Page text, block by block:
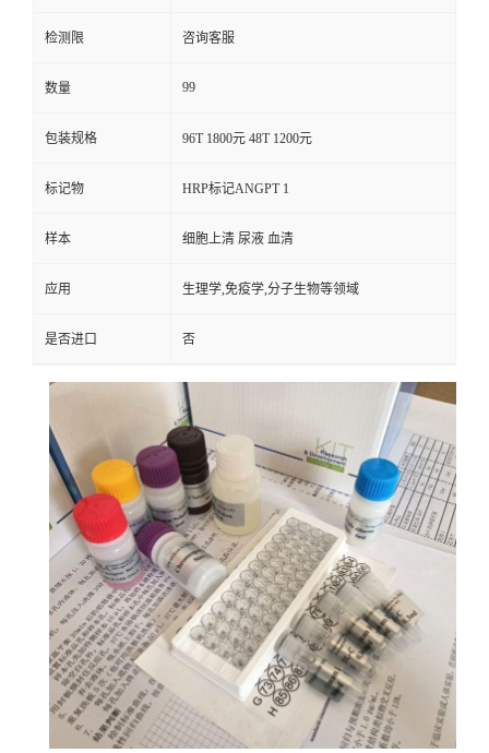
检测限 咨询客服
数量 99
包装规格 96T 1800元 48T 1200元
标记物 HRP标记ANGPT 1
样本 细胞上清 尿液 血清
应用 生理学,免疫学,分子生物等领域
是否进口 否